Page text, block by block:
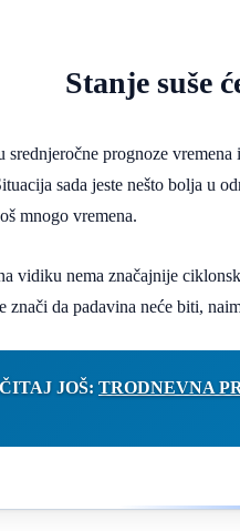
Stanje suše
srednjeročne prognoze
sada jeste nešto bolja u
mnogo vremena.
vidiku nema značajnije
znači da padavina neće biti,
JOŠ: TRODNEVNA